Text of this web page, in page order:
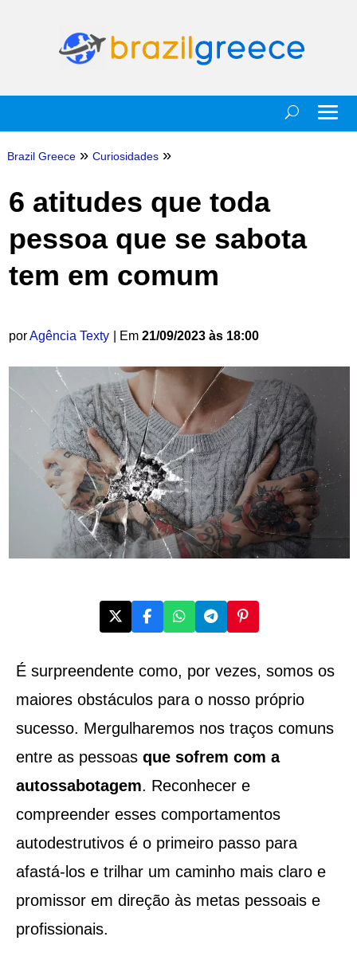
Brazil Greece » Curiosidades »
6 atitudes que toda
pessoa que se sabota
tem em comum
porAgência Texty | Em 21/09/2023 às 18:00
É surpreendente como, por vezes, somos os
maiores obstáculos para o nosso próprio
sucesso. Mergulharemos nos traços comuns
entre as pessoasque sofrem com a
autossabotagem. Reconhecer e
compreender esses comportamentos
autodestrutivos é o primeiro passo para
afastá-los e trilhar um caminho mais claro e
promissor em direção às metas pessoais e
profissionais.